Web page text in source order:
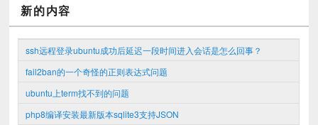
新的内容
ssh远程登录ubuntu成功后延迟一段时间进入会话是怎么回事？
fail2ban的一个奇怪的正则表达式问题
ubuntu上term找不到的问题
php8编译安装最新版本sqlite3支持JSON